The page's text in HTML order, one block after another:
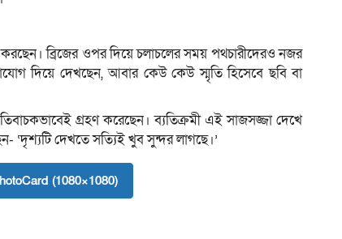
ব্রিজের ওপর দিয়ে চলাচলের সময় পথচারীদেরও নজর
দিয়ে দেখছেন, আবার কেউ কেউ স্মৃতি হিসেবে ছবি বা
গ্রহণ করেছেন। ব্যতিক্রমী এই সাজসজ্জা দেখে
‘দৃশ্যটি দেখতে সত্যিই খুব সুন্দর লাগছে।’
(1080×1080)